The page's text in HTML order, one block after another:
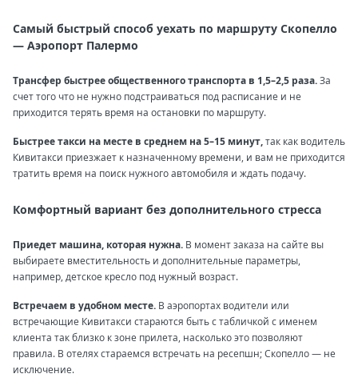
Самый быстрый способ уехать по маршруту Скопелло
— Аэропорт Палермо
Трансфер быстрее общественного транспорта в 1,5–2,5 раза.За
счет того что не нужно подстраиваться под расписание и не
приходится терять время на остановки по маршруту.
Быстрее такси на месте в среднем на 5–15 минут,так как водитель
Кивитакси приезжает к назначенному времени, и вам не приходится
тратить время на поиск нужного автомобиля и ждать подачу.
Комфортный вариант без дополнительного стресса
Приедет машина, которая нужна. В момент заказа на сайте вы
выбираете вместительность и дополнительные параметры,
например, детское кресло под нужный возраст.
Встречаем в удобном месте. В аэропортах водители или
встречающие Кивитакси стараются быть с табличкой с именем
клиента так близко к зоне прилета, насколько это позволяют
правила. В отелях стараемся встречать на ресепшн; Скопелло — не
исключение.